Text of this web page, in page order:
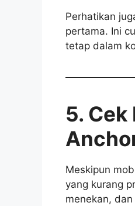
Perhatikan
pertama. Ini
tetap dalam
5. Cek
Meskipun
yang kurang
menekan,